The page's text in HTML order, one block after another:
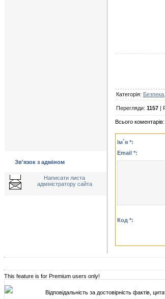
Зв'язок з адміном
Написати листа
адміністратору сайта
Категорія:
Перегляди: 1157 |
Всього коментарів:
Ім`я *:
Email *:
Код *:
This feature is for Premium users only!
Відповідальність за достовірність фактів,